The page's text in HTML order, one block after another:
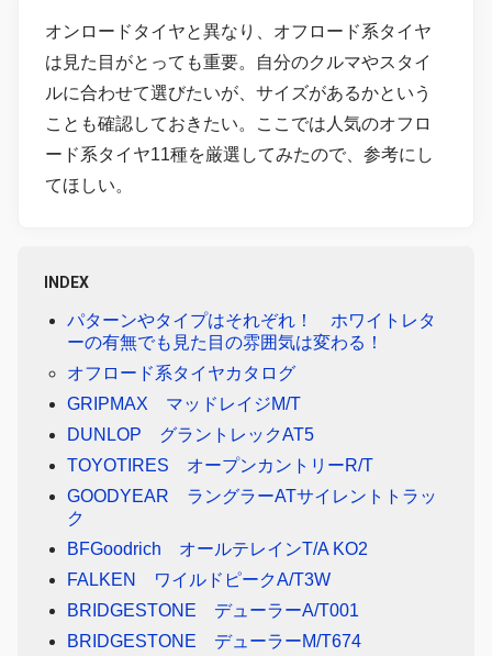
オンロードタイヤと異なり、オフロード系タイヤ
は見た目がとっても重要。自分のクルマやスタイ
ルに合わせて選びたいが、サイズがあるかという
ことも確認しておきたい。ここでは人気のオフロ
ード系タイヤ11種を厳選してみたので、参考にし
てほしい。
INDEX
パターンやタイプはそれぞれ！ ホワイトレタ
ーの有無でも見た目の雰囲気は変わる！
オフロード系タイヤカタログ
GRIPMAX マッドレイジM/T
DUNLOP グラントレックAT5
TOYOTIRES オープンカントリーR/T
GOODYEAR ラングラーATサイレントトラッ
ク
BFGoodrich オールテレインT/A KO2
FALKEN ワイルドピークA/T3W
BRIDGESTONE デューラーA/T001
BRIDGESTONE デューラーM/T674